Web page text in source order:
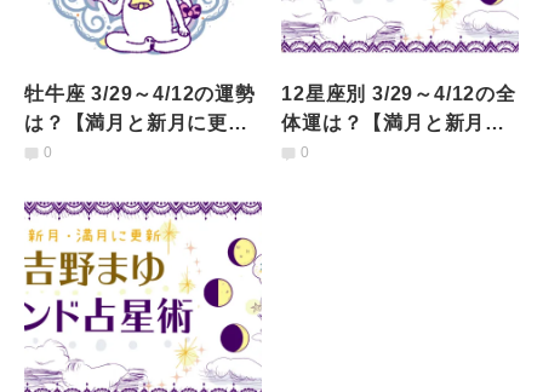
牡牛座 3/29～4/12の運勢
は？【満月と新月に更
新！インド占星術】
0
12星座別 3/29～4/12の全
体運は？【満月と新月に
更新！インド占星術】
0